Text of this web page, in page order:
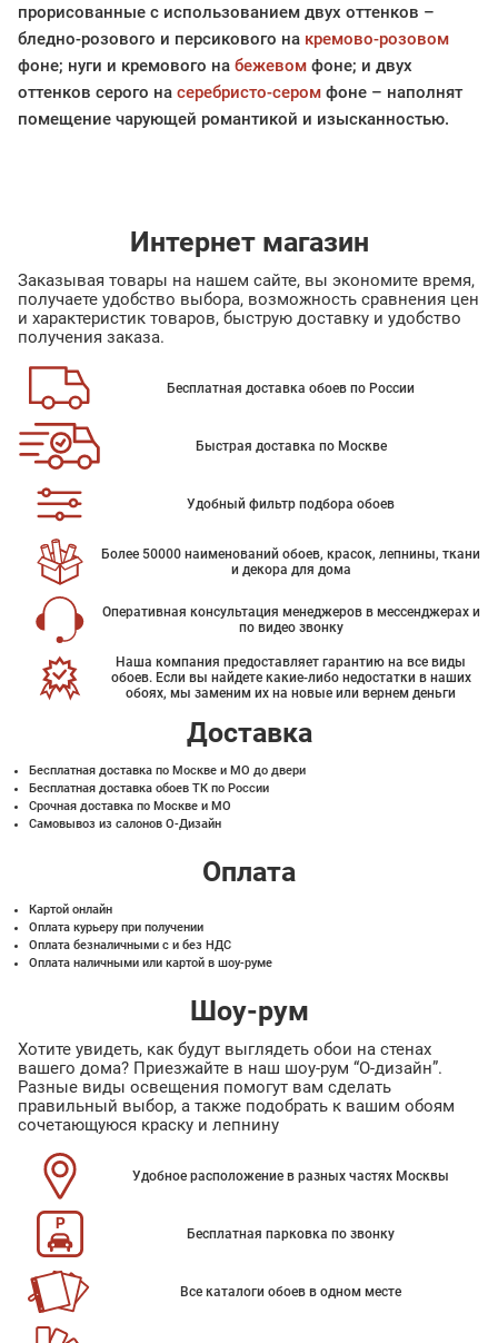
прорисованные с использованием двух оттенков –
бледно-розового и персикового на кремово-розовом
фоне; нуги и кремового на бежевом фоне; и двух
оттенков серого на серебристо-сером фоне – наполнят
помещение чарующей романтикой и изысканностью.
Интернет магазин
Заказывая товары на нашем сайте, вы экономите время,
получаете удобство выбора, возможность сравнения цен
и характеристик товаров, быструю доставку и удобство
получения заказа.
Бесплатная доставка обоев по России
Быстрая доставка по Москве
Удобный фильтр подбора обоев
Более 50000 наименований обоев, красок, лепнины, ткани
и декора для дома
Оперативная консультация менеджеров в мессенджерах и
по видео звонку
Наша компания предоставляет гарантию на все виды
обоев. Если вы найдете какие-либо недостатки в наших
обоях, мы заменим их на новые или вернем деньги
Доставка
Бесплатная доставка по Москве и МО до двери
Бесплатная доставка обоев ТК по России
Срочная доставка по Москве и МО
Самовывоз из салонов О-Дизайн
Оплата
Картой онлайн
Оплата курьеру при получении
Оплата безналичными с и без НДС
Оплата наличными или картой в шоу-руме
Шоу-рум
Хотите увидеть, как будут выглядеть обои на стенах
вашего дома? Приезжайте в наш шоу-рум “О-дизайн”.
Разные виды освещения помогут вам сделать
правильный выбор, а также подобрать к вашим обоям
сочетающуюся краску и лепнину
Удобное расположение в разных частях Москвы
Бесплатная парковка по звонку
Все каталоги обоев в одном месте